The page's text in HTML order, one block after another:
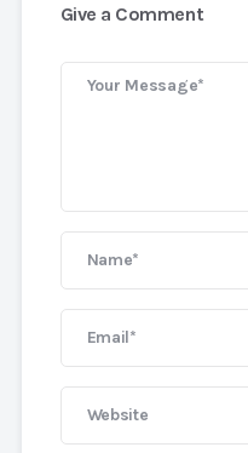
Give a Comment